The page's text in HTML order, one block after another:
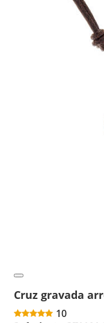
Cruz gravada
10